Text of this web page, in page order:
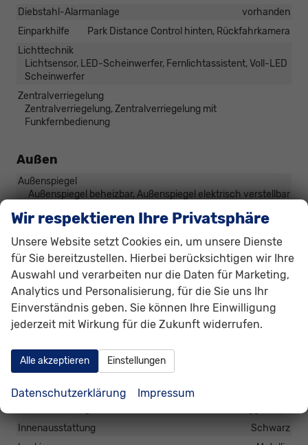
Diebstahl-Alarmanlage
vorhanden
Einparkhilfe
Park Distance Control hinten, Rückfahrkamera
Lichttechnik
Lichtsensor, LED-Scheinwerfer, Fernlichtassistent, Voll-LED
Scheinwerfer
Zentralverriegelung
Zentralverriegelung, Zentralverriegelung mit
Funkfernbedienung
Außen
Außenspiegel
Außenspiegel beheizbar, Außenspiegel elektrisch verstellbar
Antriebsachse
Frontantrieb
Fahrwerk- und Regelungssysteme
Luftfederung (ADS)
Felgentyp
Leichtmetallfelge
Sonstiges
Antriebsart
Anzahl Sitzplätze
Anzahl Türen
Innenausstattung
Schwarz
Wir respektieren Ihre Privatsphäre
Unsere Website setzt Cookies ein, um unsere Dienste
für Sie bereitzustellen. Hierbei berücksichtigen wir Ihre
Auswahl und verarbeiten nur die Daten für Marketing,
Analytics und Personalisierung, für die Sie uns Ihr
Einverständnis geben. Sie können Ihre Einwilligung
jederzeit mit Wirkung für die Zukunft widerrufen.
Alle akzeptieren Einstellungen
Datenschutzerklärung Impressum